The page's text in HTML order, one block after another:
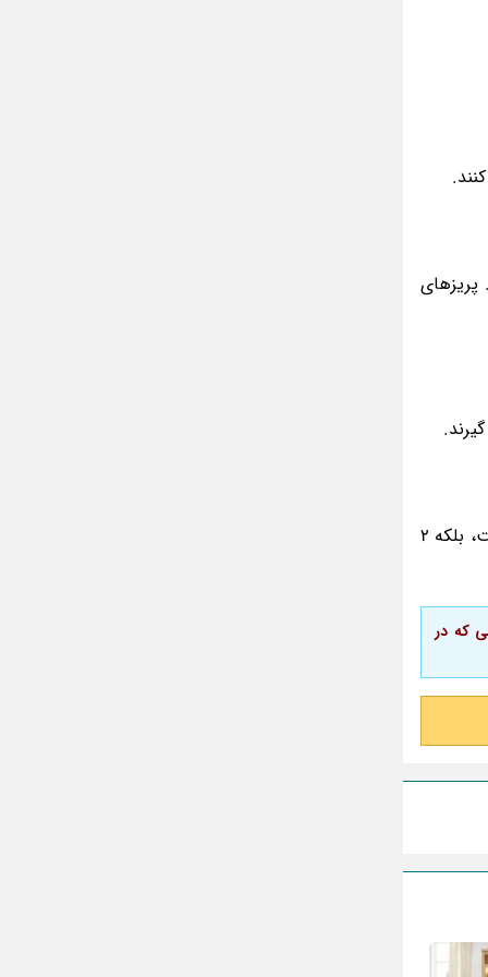
به عنوان یک قاعده، واحدهای آشپزخانه ژاپنی مکان ویژه ای برای ذخیره زباله دارند. اغلب این فضا تنها مختص به 1 سطل نیست، بلکه 2
که در